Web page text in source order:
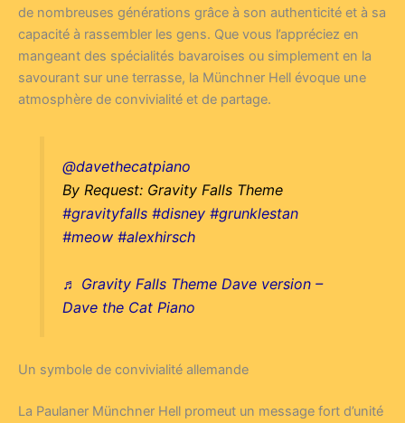
de nombreuses générations grâce à son authenticité et à sa
capacité à rassembler les gens. Que vous l’appréciez en
mangeant des spécialités bavaroises ou simplement en la
savourant sur une terrasse, la Münchner Hell évoque une
atmosphère de convivialité et de partage.
@davethecatpiano
By Request: Gravity Falls Theme
#gravityfalls #disney #grunklestan
#meow #alexhirsch
♬ Gravity Falls Theme Dave version –
Dave the Cat Piano
Un symbole de convivialité allemande
La Paulaner Münchner Hell promeut un message fort d’unité